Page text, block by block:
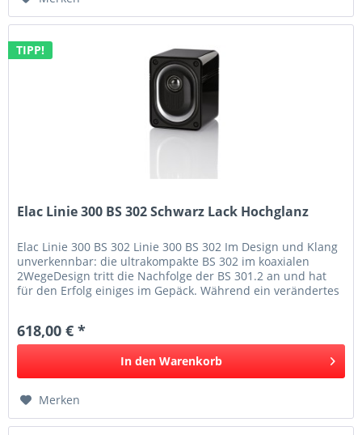
TIPP!
Elac Linie 300 BS 302 Schwarz Lack Hochglanz
Elac Linie 300 BS 302 Linie 300 BS 302 Im Design und Klang
unverkennbar: die ultrakompakte BS 302 im koaxialen
2WegeDesign tritt die Nachfolge der BS 301.2 an und hat
für den Erfolg einiges im Gepäck. Während ein verändertes
618,00 € *
In den Warenkorb
Merken